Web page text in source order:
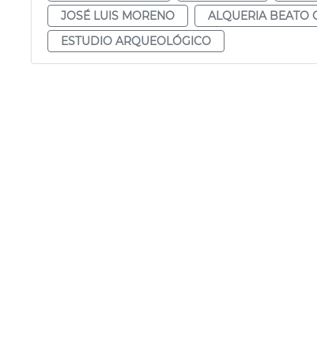
JOSÉ LUIS MORENO
ALQUERIA BEATO
ESTUDIO ARQUEOLÓGICO